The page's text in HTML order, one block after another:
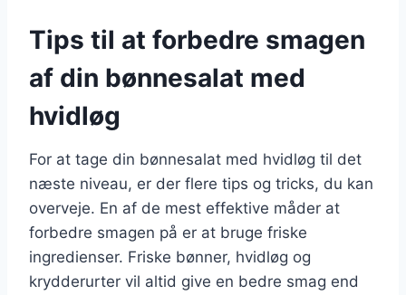
Tips til at forbedre smagen
af din bønnesalat med
hvidløg
For at tage din bønnesalat med hvidløg til det
næste niveau, er der flere tips og tricks, du kan
overveje. En af de mest effektive måder at
forbedre smagen på er at bruge friske
ingredienser. Friske bønner, hvidløg og
krydderurter vil altid give en bedre smag end